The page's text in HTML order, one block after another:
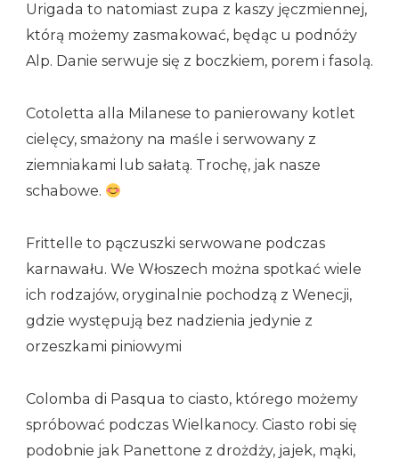
Urigada to natomiast zupa z kaszy jęczmiennej,
którą możemy zasmakować, będąc u podnóży
Alp. Danie serwuje się z boczkiem, porem i fasolą.
Cotoletta alla Milanese to panierowany kotlet
cielęcy, smażony na maśle i serwowany z
ziemniakami lub sałatą. Trochę, jak nasze
schabowe.
Frittelle to pączuszki serwowane podczas
karnawału. We Włoszech można spotkać wiele
ich rodzajów, oryginalnie pochodzą z Wenecji,
gdzie występują bez nadzienia jedynie z
orzeszkami piniowymi
Colomba di Pasqua to ciasto, którego możemy
spróbować podczas Wielkanocy. Ciasto robi się
podobnie jak Panettone z drożdży, jajek, mąki,